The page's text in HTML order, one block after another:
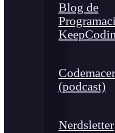
Blog de
(podcast)
Nerdsletter